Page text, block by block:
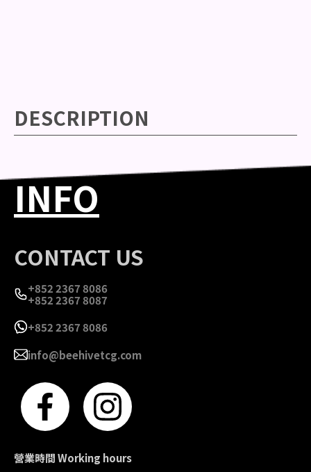
DESCRIPTION
INFO
CONTACT US
+852 2367 8086
+852 2367 8087
+852 2367 8086
info@beehivetcg.com
營業時間 Working hours